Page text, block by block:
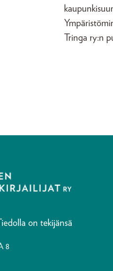
Tringa ry:n
on tekijänsä
8